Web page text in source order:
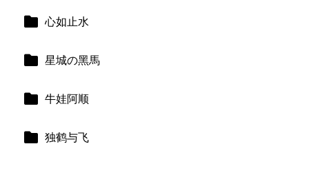
心如止水
星城の黑馬
牛娃阿顺
独鹤与飞